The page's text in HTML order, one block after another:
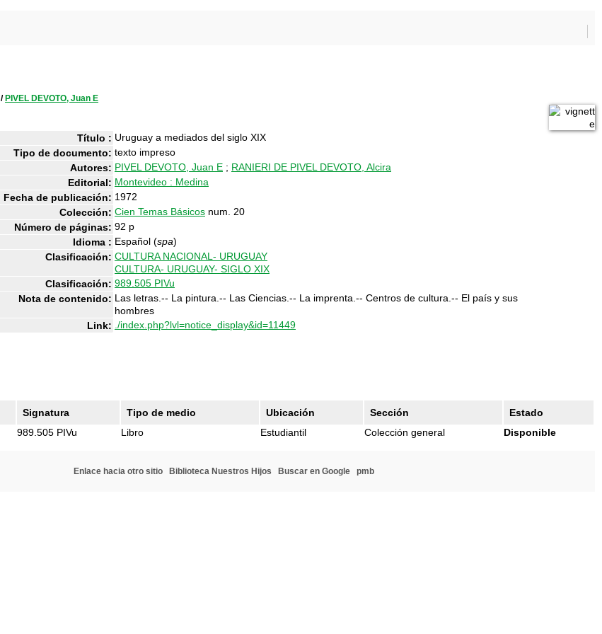
/ PIVEL DEVOTO, Juan E
Título : Uruguay a mediados del siglo XIX
Tipo de documento: texto impreso
Autores: PIVEL DEVOTO, Juan E ; RANIERI DE PIVEL DEVOTO, Alcira
Editorial: Montevideo : Medina
Fecha de publicación: 1972
Colección: Cien Temas Básicos num. 20
Número de páginas: 92 p
Idioma : Español (spa)
Clasificación: CULTURA NACIONAL- URUGUAY
CULTURA- URUGUAY- SIGLO XIX
Clasificación: 989.505 PIVu
Nota de contenido: Las letras.-- La pintura.-- Las Ciencias.-- La imprenta.-- Centros de cultura.-- El país y sus
hombres
Link: ./index.php?lvl=notice_display&id=11449
Signatura Tipo de medio Ubicación Sección
Estado
989.505 PIVu Libro Estudiantil Colección general Disponible
Enlace hacia otro sitio Biblioteca Nuestros Hijos Buscar en Google pmb